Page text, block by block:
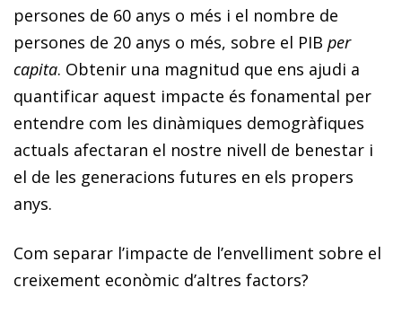
persones de 60 anys o més i el nombre de
persones de 20 anys o més, sobre el PIB per
capita. Obtenir una magnitud que ens ajudi a
quantificar aquest impacte és fonamental per
entendre com les dinàmiques demogràfiques
actuals afectaran el nostre nivell de benestar i
el de les generacions futures en els propers
anys.
Com separar l’impacte de l’envelliment sobre el
creixement econòmic d’altres factors?